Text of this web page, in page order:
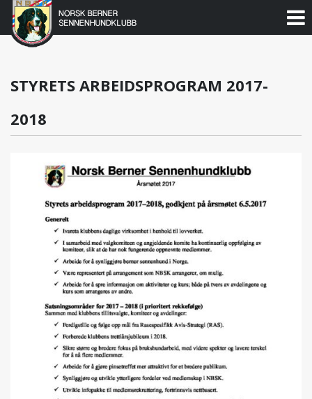
Gå
Norsk
Berner
Sennenhundklubb
STYRETS ARBEIDSPROGRAM 2017-
2018